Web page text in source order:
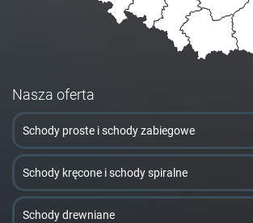
Nasza oferta
Schody proste i schody zabiegowe
Schody kręcone i schody spiralne
Schody drewniane